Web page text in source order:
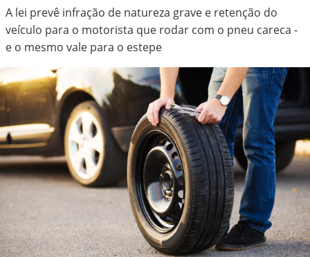
A lei prevê infração de natureza grave e retenção do
veículo para o motorista que rodar com o pneu careca -
e o mesmo vale para o estepe